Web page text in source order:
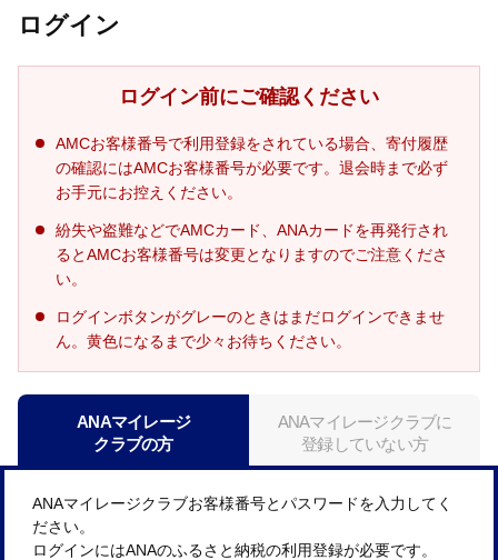
ログイン
ログイン前にご確認ください
AMCお客様番号で利用登録をされている場合、寄付履歴
の確認にはAMCお客様番号が必要です。退会時まで必ず
お手元にお控えください。
紛失や盗難などでAMCカード、ANAカードを再発行され
るとAMCお客様番号は変更となりますのでご注意くださ
い。
ログインボタンがグレーのときはまだログインできませ
ん。黄色になるまで少々お待ちください。
ANAマイレージ
クラブの方
ANAマイレージクラブに
登録していない方
ANAマイレージクラブお客様番号とパスワードを入力してく
ださい。
ログインにはANAのふるさと納税の利用登録が必要です。